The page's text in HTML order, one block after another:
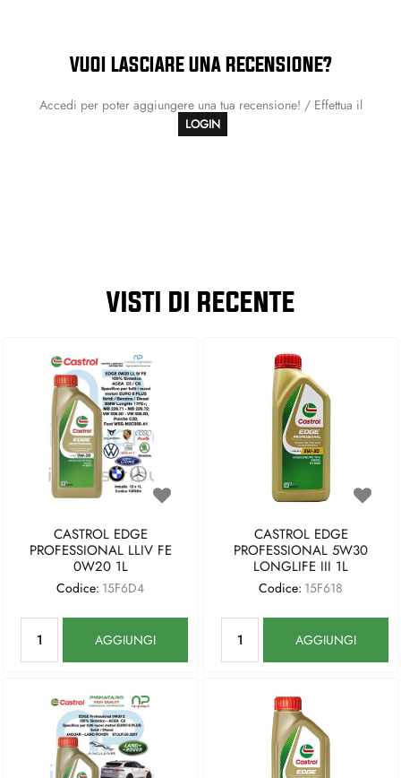
VUOI LASCIARE UNA RECENSIONE?
Accedi per poter aggiungere una tua recensione! / Effettua il
LOGIN
VISTI DI RECENTE
CASTROL EDGE
PROFESSIONAL LLIV FE
0W20 1L
Codice: 15F6D4
AGGIUNGI
CASTROL EDGE
PROFESSIONAL 5W30
LONGLIFE III 1L
Codice: 15F618
AGGIUNGI